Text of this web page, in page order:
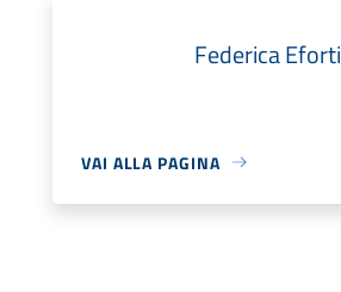
Federica Eforti
VAI ALLA PAGINA